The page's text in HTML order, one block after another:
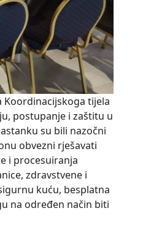
Koordinacijskoga tijela
postupanje i zaštitu u
su bili nazočni
obvezni rješavati
i procesuiranja
zdravstvene i
kuću, besplatna
na određen način biti